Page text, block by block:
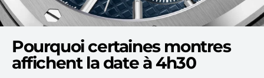
Pourquoi certaines montres
affichent la date à 4h30